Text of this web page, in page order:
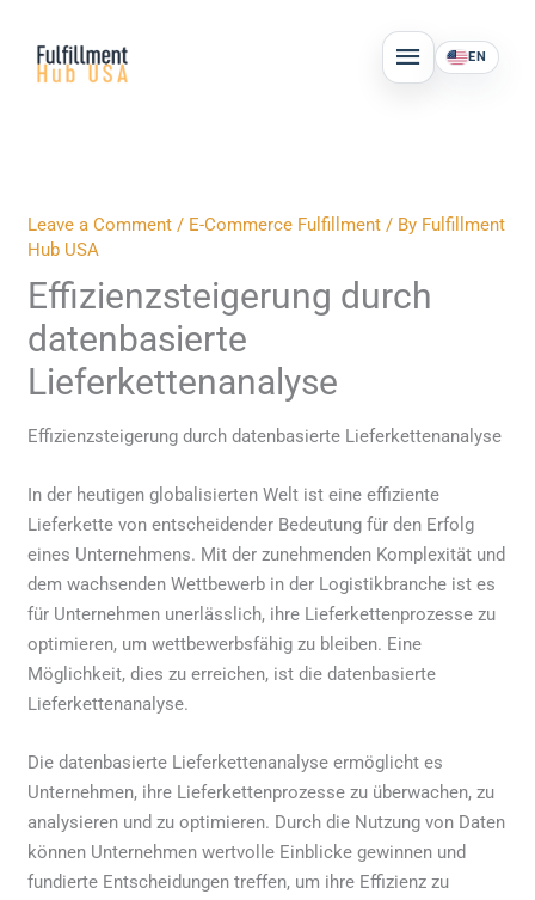
content
MAIN
MENU
EN
Leave a Comment / E-Commerce Fulfillment / By Fulfillment
Hub USA
Effizienzsteigerung durch
datenbasierte
Lieferkettenanalyse
Effizienzsteigerung durch datenbasierte Lieferkettenanalyse
In der heutigen globalisierten Welt ist eine effiziente
Lieferkette von entscheidender Bedeutung für den Erfolg
eines Unternehmens. Mit der zunehmenden Komplexität und
dem wachsenden Wettbewerb in der Logistikbranche ist es
für Unternehmen unerlässlich, ihre Lieferkettenprozesse zu
optimieren, um wettbewerbsfähig zu bleiben. Eine
Möglichkeit, dies zu erreichen, ist die datenbasierte
Lieferkettenanalyse.
Die datenbasierte Lieferkettenanalyse ermöglicht es
Unternehmen, ihre Lieferkettenprozesse zu überwachen, zu
analysieren und zu optimieren. Durch die Nutzung von Daten
können Unternehmen wertvolle Einblicke gewinnen und
fundierte Entscheidungen treffen, um ihre Effizienz zu